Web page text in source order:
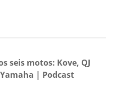
seis motos: Kove, QJ
| Podcast